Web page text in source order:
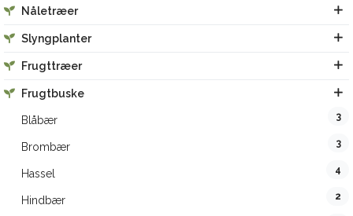
Nåletræer
Slyngplanter
Frugttræer
Frugtbuske
Blåbær 3
Brombær 3
Hassel 4
Hindbær 2